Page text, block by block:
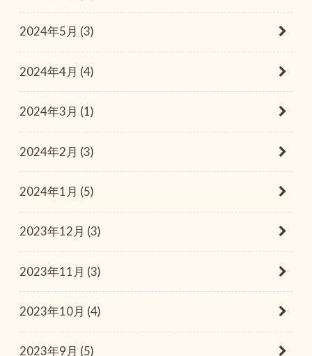
2024年5月 (3)
2024年4月 (4)
2024年3月 (1)
2024年2月 (3)
2024年1月 (5)
2023年12月 (3)
2023年11月 (3)
2023年10月 (4)
2023年9月 (5)